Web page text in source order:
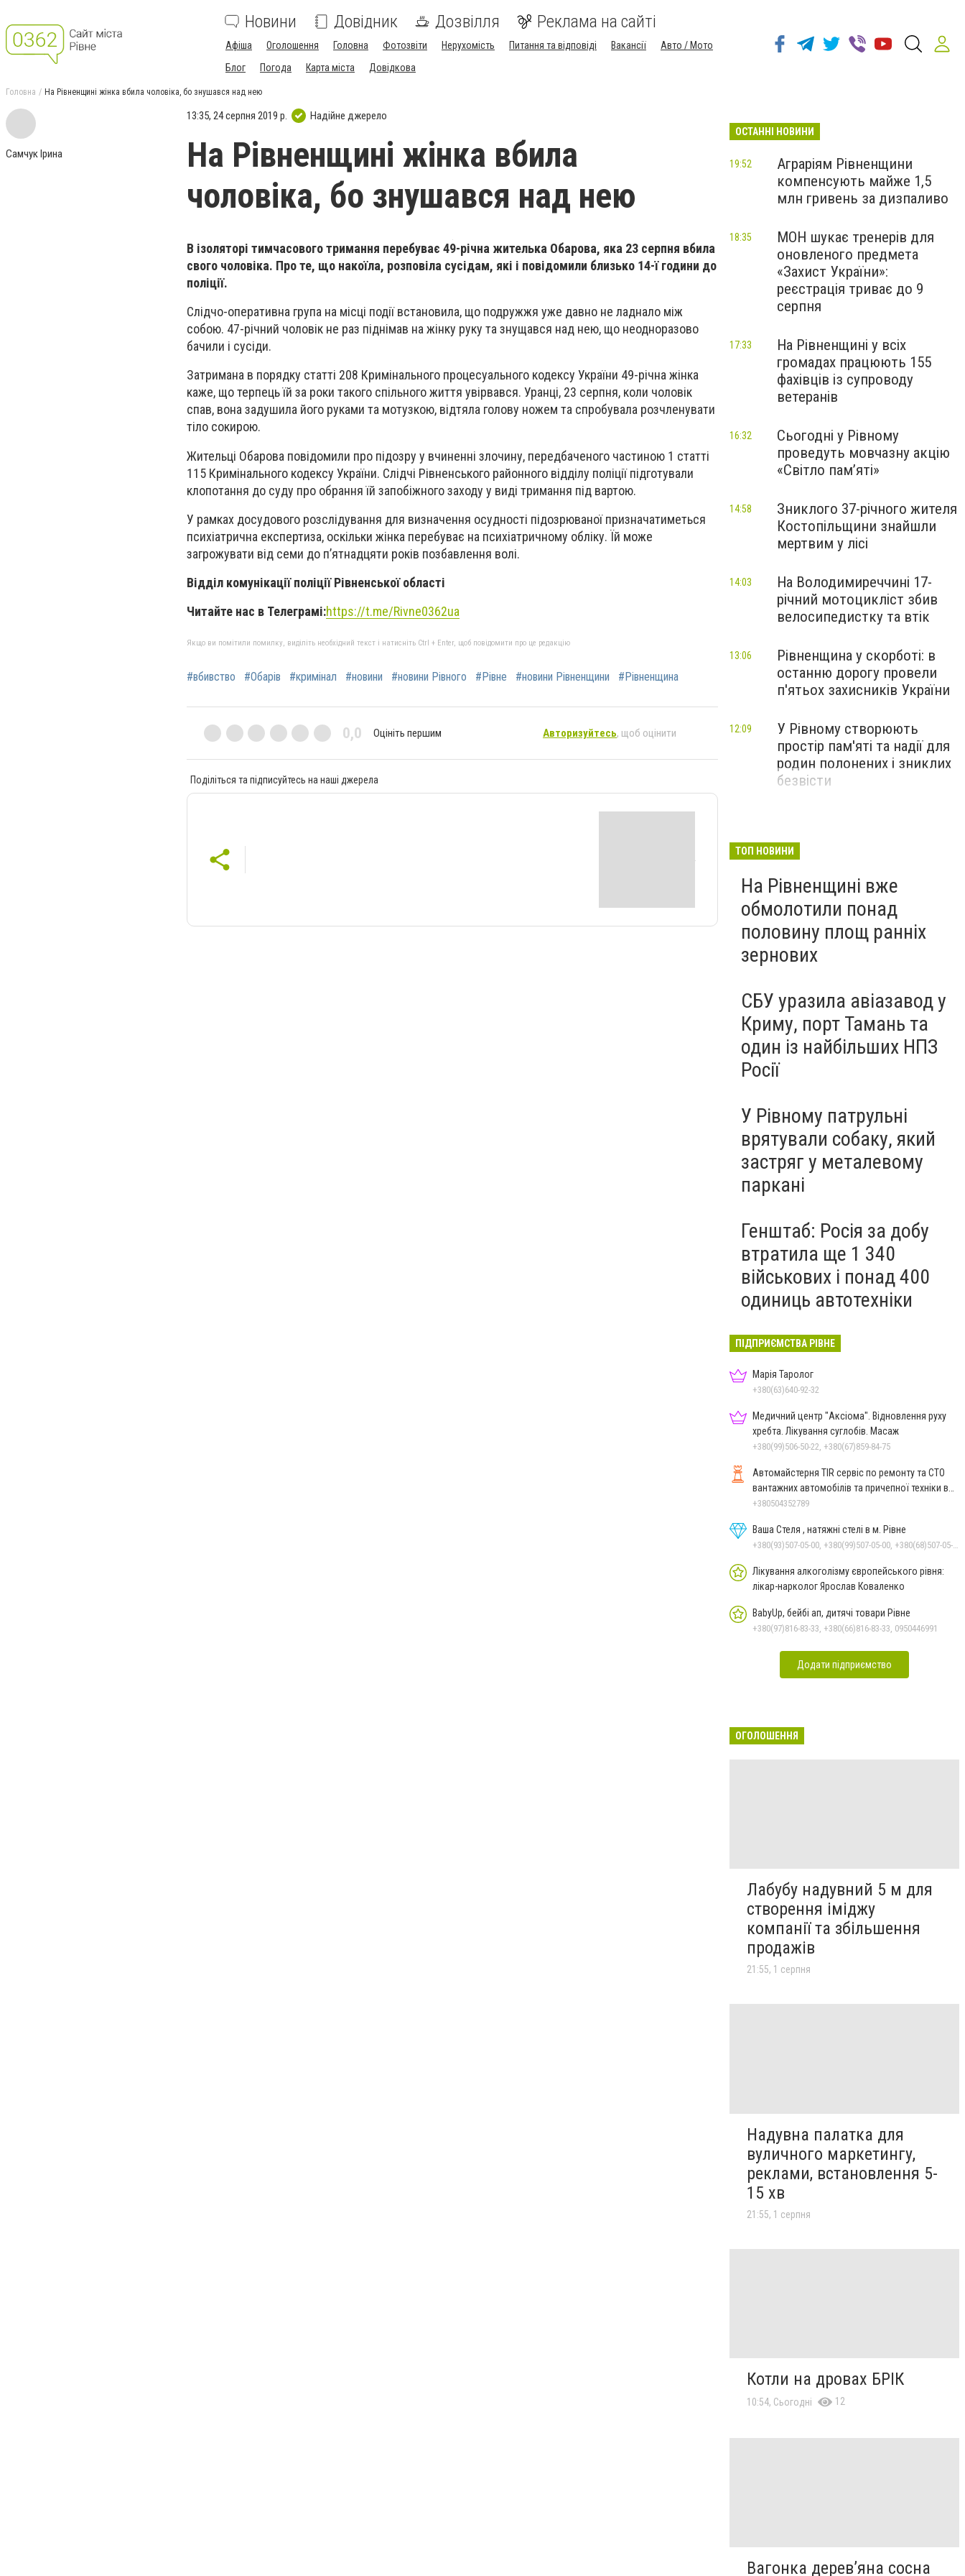
Новини Довідник Дозвілля Реклама на сайті
Афіша Оголошення Головна Фотозвіти Нерухомість Питання та відповіді Вакансії
Авто / Мото
Блог
Погода Карта міста Довідкова
Головна На Рівненщині жінка вбила чоловіка, бо знушався над нею
Самчук Ірина
13:35, 24 серпня 2019 р. Надійне джерело
На Рівненщині жінка вбила
чоловіка, бо знушався над нею
В ізоляторі тимчасового тримання перебуває 49-річна жителька Обарова, яка 23 серпня вбила
свого чоловіка. Про те, що накоїла, розповіла сусідам, які і повідомили близько 14-ї години до
поліції.
Слідчо-оперативна група на місці події встановила, що подружжя уже давно не ладнало між
собою. 47-річний чоловік не раз піднімав на жінку руку та знущався над нею, що неодноразово
бачили і сусіди.
Затримана в порядку статті 208 Кримінального процесуального кодексу України 49-річна жінка
каже, що терпець їй за роки такого спільного життя увірвався. Уранці, 23 серпня, коли чоловік
спав, вона задушила його руками та мотузкою, відтяла голову ножем та спробувала розчленувати
тіло сокирою.
Жительці Обарова повідомили про підозру у вчиненні злочину, передбаченого частиною 1 статті
115 Кримінального кодексу України. Слідчі Рівненського районного відділу поліції підготували
клопотання до суду про обрання їй запобіжного заходу у виді тримання під вартою.
У рамках досудового розслідування для визначення осудності підозрюваної призначатиметься
психіатрична експертиза, оскільки жінка перебуває на психіатричному обліку. Їй може
загрожувати від семи до п’ятнадцяти років позбавлення волі.
Відділ комунікації поліції Рівненської області
Читайте нас в Телеграмі:https://t.me/Rivne0362ua
Якщо ви помітили помилку, виділіть необхідний текст і натисніть Ctrl + Enter, щоб повідомити про це редакцію
#вбивство #Обарів #кримінал #новини #новини Рівного #Рівне #новини Рівненщини #Рівненщина
0,0 Оцініть першим Авторизуйтесь, щоб оцінити
Поділіться та підписуйтесь на наші джерела
ОСТАННІ НОВИНИ
Аграріям Рівненщини
компенсують майже 1,5
млн гривень за дизпаливо
19:52
МОН шукає тренерів для
оновленого предмета
«Захист України»:
реєстрація триває до 9
серпня
18:35
На Рівненщині у всіх
громадах працюють 155
фахівців із супроводу
ветеранів
17:33
Сьогодні у Рівному
проведуть мовчазну акцію
«Світло пам’яті»
16:32
Зниклого 37-річного жителя
Костопільщини знайшли
мертвим у лісі
14:58
На Володимиреччині 17-
річний мотоцикліст збив
велосипедистку та втік
14:03
Рівненщина у скорботі: в
останню дорогу провели
п'ятьох захисників України
13:06
У Рівному створюють
простір пам'яті та надії для
родин полонених і зниклих
безвісти
12:09
ТОП НОВИНИ
На Рівненщині вже
обмолотили понад
половину площ ранніх
зернових
СБУ уразила авіазавод у
Криму, порт Тамань та
один із найбільших НПЗ
Росії
У Рівному патрульні
врятували собаку, який
застряг у металевому
паркані
Генштаб: Росія за добу
втратила ще 1 340
військових і понад 400
одиниць автотехніки
ПІДПРИЄМСТВА РІВНЕ
Марія Таролог
+380(63)640-92-32
Медичний центр "Аксіома". Відновлення руху
хребта. Лікування суглобів. Масаж
+380(99)506-50-22, +380(67)859-84-75
Автомайстерня TIR сервіс по ремонту та СТО
вантажних автомобілів та причепної техніки в
Рівному
+380504352789
Ваша Стеля , натяжні стелі в м. Рівне
+380(93)507-05-00, +380(99)507-05-00, +380(68)507-05-00
Лікування алкоголізму європейського рівня:
лікар-нарколог Ярослав Коваленко
BabyUp, бейбі ап, дитячі товари Рівне
+380(97)816-83-33, +380(66)816-83-33, 0950446991
Додати підприємство
ОГОЛОШЕННЯ
Лабубу надувний 5 м для
створення іміджу
компанії та збільшення
продажів
21:55, 1 серпня
Надувна палатка для
вуличного маркетингу,
реклами, встановлення 5-
15 хв
21:55, 1 серпня
Котли на дровах БРІК
10:54, Сьогодні 12
Вагонка дерев’яна сосна